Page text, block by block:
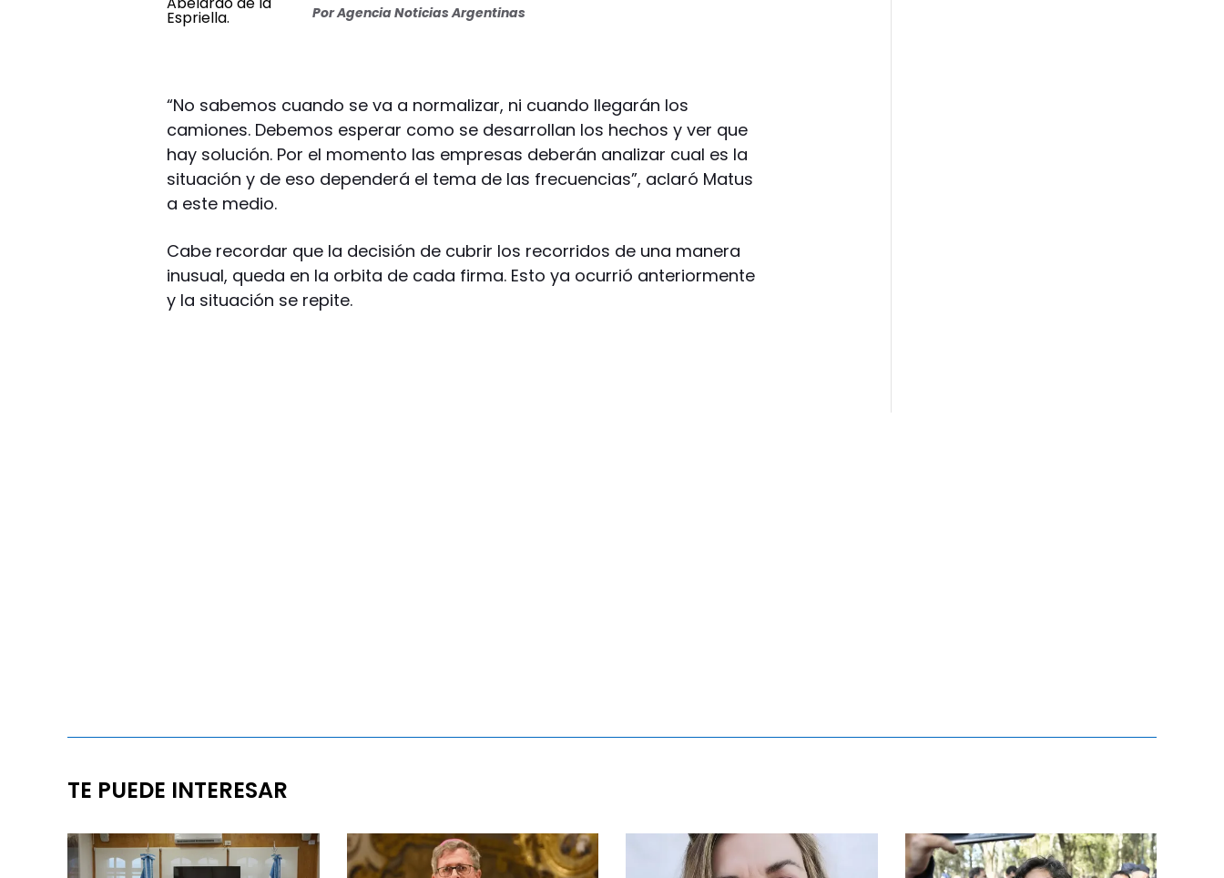
PorAgencia Noticias Argentinas
“No sabemos cuando se va a normalizar, ni cuando llegarán los
camiones. Debemos esperar como se desarrollan los hechos y ver que
hay solución. Por el momento las empresas deberán analizar cual es la
situación y de eso dependerá el tema de las frecuencias”, aclaró Matus
a este medio.
Cabe recordar que la decisión de cubrir los recorridos de una manera
inusual, queda en la orbita de cada firma. Esto ya ocurrió anteriormente
y la situación se repite.
TE PUEDE INTERESAR